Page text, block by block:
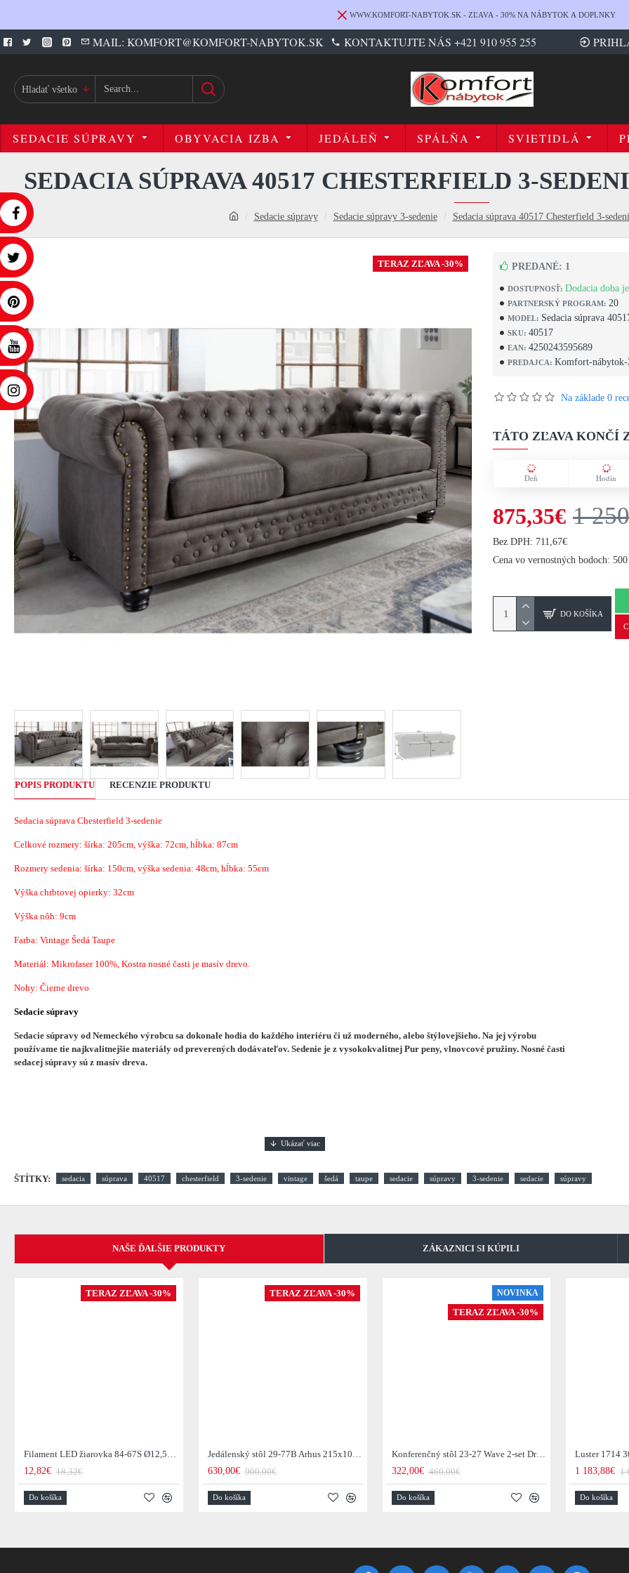
WWW.KOMFORT-NABYTOK.SK - ZĽAVA - 30% NA NÁBYTOK A DOPLNKY
MAIL: KOMFORT@KOMFORT-NABYTOK.SK KONTAKTUJTE NÁS +421 910 955 255
Hladať všetko
SEDACIE SÚPRAVY OBYVACIA IZBA JEDÁLEŇ SPÁLŇA SVIETIDLÁ
Sedacie súpravy Sedacie súpravy 3-sedenie Sedacia súprava 40517 Chesterfield 3-
SEDACIA SÚPRAVA 40517 CHESTERFIELD 3-
TERAZ ZĽAVA -30%
DOSTUPNOSŤ: Dodacia doba
PARTNERSKÝ PROGRAM: 20
MODEL: Sedacia súprava
SKU: 40517
EAN: 4250243595689
PREDAJCA: Komfort-
PREDANÉ: 1
Na základe 0
TÁTO ZĽAVA KONČÍ
Deň Hodín
875,35€ 1
Bez DPH: 711,67€
Cena vo vernostných bodoch: 500
DO KOŠÍKA
POPIS PRODUKTU RECENZIE PRODUKTU
Sedacia súprava Chesterfield 3-sedenie
Celkové rozmery: šírka: 205cm, výška: 72cm, hĺbka: 87cm
Rozmery sedenia: šírka: 150cm, výška sedenia: 48cm, hĺbka: 55cm
Výška chrbtovej opierky: 32cm
Výška nôh: 9cm
Farba: Vintage Šedá Taupe
Materiál: Mikrofaser 100% , Kostra nosné časti je masív drevo.
Nohy: Čierne drevo
Sedacie súpravy
Sedacie súpravy od Nemeckého výrobcu sa dokonale hodia do každého interiéru či už moderného, alebo štýlovejšieho. Na jej výrobu
používame tie najkvalitnejšie materiály od preverených dodávateľov. Sedenie je z vysokokvalitnej Pur peny, vlnovcové pružiny. Nosné časti
sedacej súpravy sú z masív dreva.
ŠTÍTKY: sedacia súprava 40517 chesterfield 3-sedenie vintage šedá taupe sedacie súpravy 3-sedenie sedacie súpravy
NAŠE ĎALŠIE PRODUKTY ZÁKAZNICI SI KÚPILI
TERAZ ZĽAVA -30%
Filament LED žiarovka 84-67S Ø12,5cm Smoke grey glass
12,82€ 18,32€
Do košíka
TERAZ ZĽAVA -30%
Jedálenský stôl 29-77B Arhus 215x105cm Drevo Hnedá Acacia
630,00€ 900,00€
Do košíka
NOVINKA
TERAZ ZĽAVA -30%
Konferenčný stôl 23-27 Wave 2-set Drevo Mango
322,00€ 460,00€
Do košíka
Luster 1714
1 183,88€ 1
Do košíka